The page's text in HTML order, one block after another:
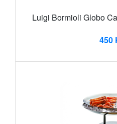
Luigi Bormioli Globo
450